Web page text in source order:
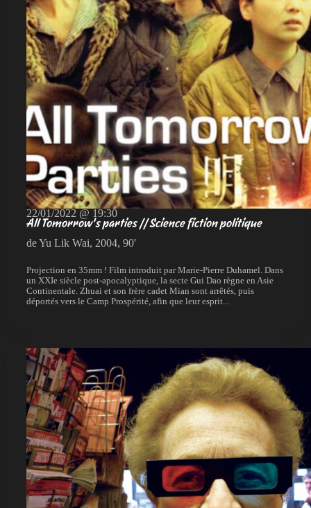
22/01/2022 @ 19:30
All Tomorrow’s parties // Science fiction politique
de Yu Lik Wai, 2004, 90'
Projection en 35mm ! Film introduit par Marie-Pierre Duhamel. Dans
un XXIe siècle post-apocalyptique, la secte Gui Dao règne en Asie
Continentale. Zhuai et son frère cadet Mian sont arrêtés, puis
déportés vers le Camp Prospérité, afin que leur esprit...